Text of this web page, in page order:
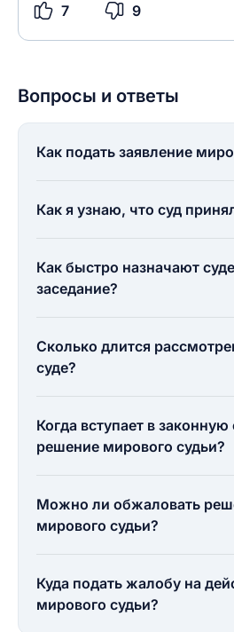
7 9
Вопросы и ответы
Как подать заявление
Как я узнаю, что суд
Как быстро назначают
заседание?
Сколько длится
суде?
Когда вступает в законную
решение мирового судьи?
Можно ли обжаловать
мирового судьи?
Куда подать жалобу на
мирового судьи?